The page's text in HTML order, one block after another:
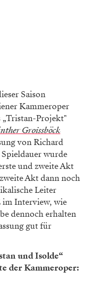
Saison
Kammeroper
„Tristan-Projekt"
Groissböck
von Richard
wurde
und zweite Akt
Akt dann noch
Leiter
Interview, wie
dennoch erhalten
gut für
und Isolde“
der Kammeroper: